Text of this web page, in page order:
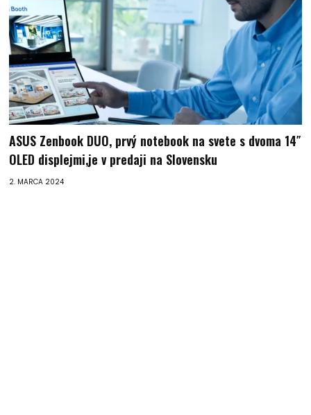
ASUS Zenbook DUO, prvý notebook na svete s dvoma 14″
OLED displejmi,je v predaji na Slovensku
2. MARCA 2024